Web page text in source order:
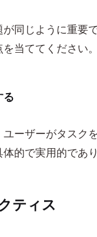
同じように重要
当ててください
る
ーザーがタスク
的で実用的であ
ティス